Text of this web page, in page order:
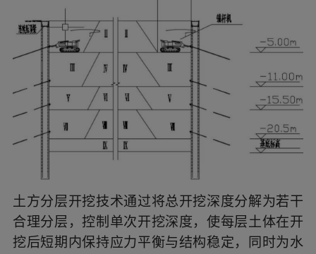
土方分层开挖技术通过将总开挖深度分解为若干
合理分层，控制单次开挖深度，使每层土体在开
挖后短期内保持应力平衡与结构稳定，同时为水